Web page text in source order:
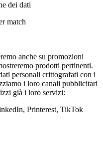
dei dati
match
anche su promozioni
prodotti pertinenti.
personali crittografati con i
i loro canali pubblicitari
già i loro servizi:
Printerest, TikTok